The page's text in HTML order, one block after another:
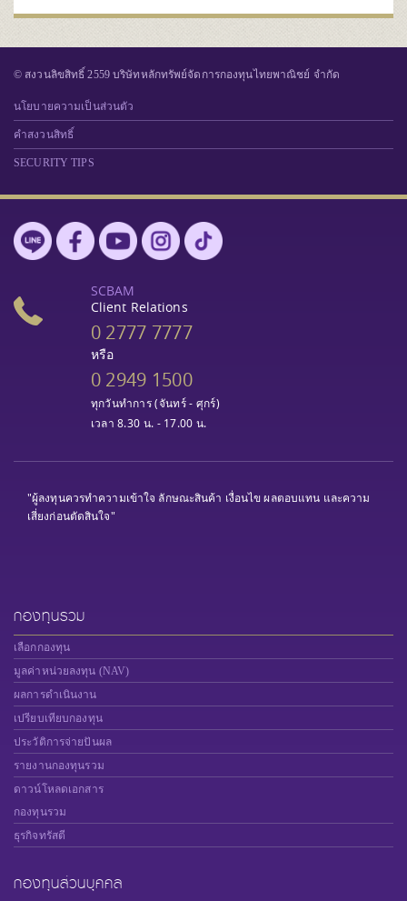
© สงวนลิขสิทธิ์ 2559 บริษัทหลักทรัพย์จัดการกองทุนไทยพาณิชย์ จำกัด
นโยบายความเป็นส่วนตัว
คำสงวนสิทธิ์
SECURITY TIPS
SCBAM
Client Relations
0 2777 7777
หรือ
0 2949 1500
ทุกวันทำการ (จันทร์ - ศุกร์)
เวลา 8.30 น. - 17.00 น.
"ผู้ลงทุนควรทำความเข้าใจ ลักษณะสินค้า เงื่อนไข ผลตอบแทน และความ
เสี่ยงก่อนตัดสินใจ"
กองทุนรวม
เลือกกองทุน
มูลค่าหน่วยลงทุน (NAV)
ผลการดำเนินงาน
เปรียบเทียบกองทุน
ประวัติการจ่ายปันผล
รายงานกองทุนรวม
ดาวน์โหลดเอกสาร
กองทุนรวม
ธุรกิจทรัสตี
กองทุนส่วนบุคคล